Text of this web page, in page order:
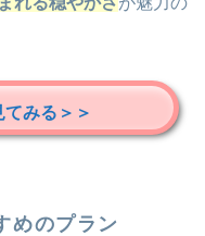
てみる＞＞
めのプラン